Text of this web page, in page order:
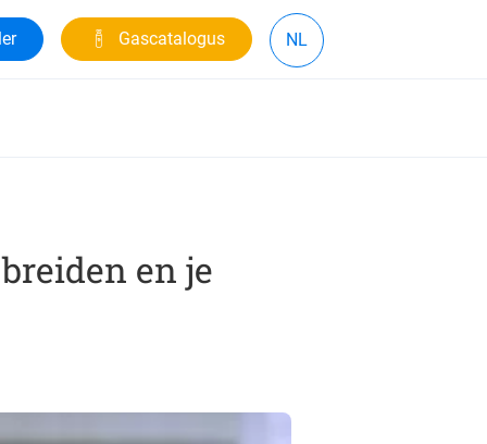
Gascatalogus NL
en je